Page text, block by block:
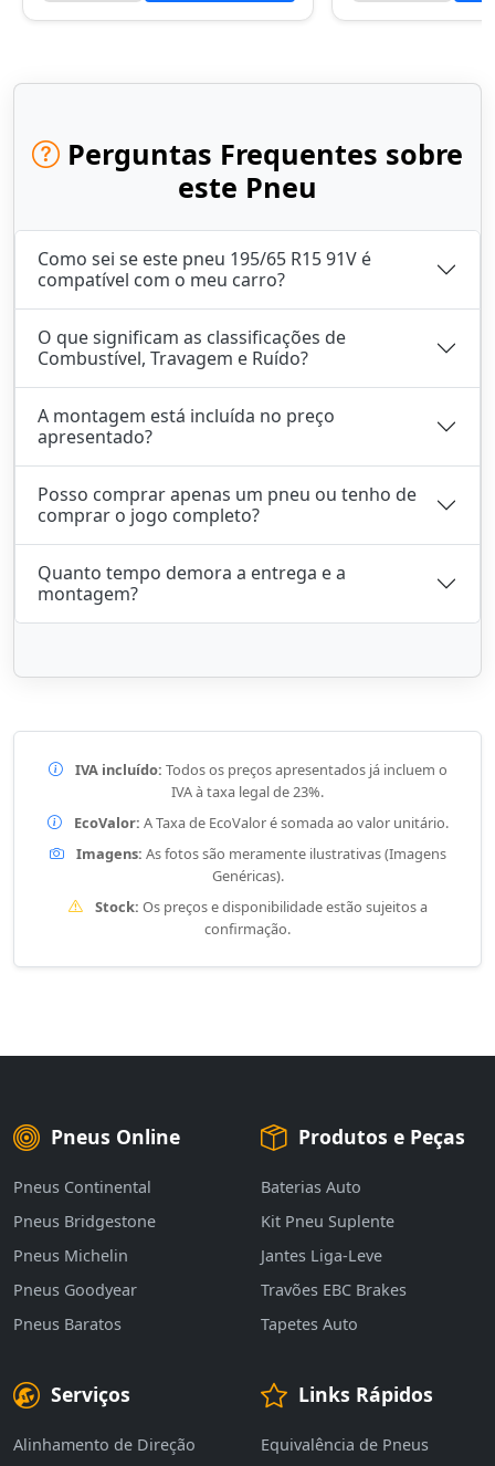
Perguntas Frequentes sobre
este Pneu
Como sei se este pneu 195/65 R15 91V é
compatível com o meu carro?
O que significam as classificações de
Combustível, Travagem e Ruído?
A montagem está incluída no preço
apresentado?
Posso comprar apenas um pneu ou tenho de
comprar o jogo completo?
Quanto tempo demora a entrega e a
montagem?
IVA incluído: Todos os preços apresentados já incluem o
IVA à taxa legal de 23%.
EcoValor: A Taxa de EcoValor é somada ao valor unitário.
Imagens: As fotos são meramente ilustrativas (Imagens
Genéricas).
Stock: Os preços e disponibilidade estão sujeitos a
confirmação.
Pneus Online
Pneus Continental
Pneus Bridgestone
Pneus Michelin
Pneus Goodyear
Pneus Baratos
Produtos e Peças
Baterias Auto
Kit Pneu Suplente
Jantes Liga-Leve
Travões EBC Brakes
Tapetes Auto
Serviços
Alinhamento de Direção
Links Rápidos
Equivalência de Pneus